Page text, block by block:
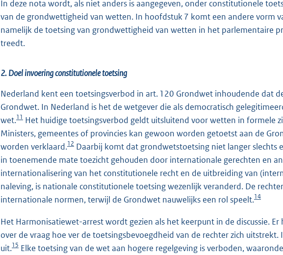
In deze nota wordt, als niet anders is aangegeven, onder constitutionele
van de grondwettigheid van wetten. In hoofdstuk 7 komt een andere vorm
namelijk de toetsing van grondwettigheid van wetten in het parlementaire
treedt.
2. Doel invoering constitutionele toetsing
Nederland kent een toetsingsverbod in art. 120 Grondwet inhoudende dat
Grondwet. In Nederland is het de wetgever die als democratisch
wet.11 Het huidige toetsingsverbod geldt uitsluitend voor wetten in formele
Ministers, gemeentes of provincies kan gewoon worden getoetst aan de
worden verklaard.12 Daarbij komt dat grondwetstoetsing niet langer slechts
in toenemende mate toezicht gehouden door internationale gerechten en
internationalisering van het constitutionele recht en de uitbreiding van
naleving, is nationale constitutionele toetsing wezenlijk veranderd. De
internationale normen, terwijl de Grondwet nauwelijks een rol speelt.14
Het Harmonisatiewet-arrest wordt gezien als het keerpunt in de discussie.
over de vraag hoe ver de toetsingsbevoegdheid van de rechter zich
uit.15 Elke toetsing van de wet aan hogere regelgeving is verboden,